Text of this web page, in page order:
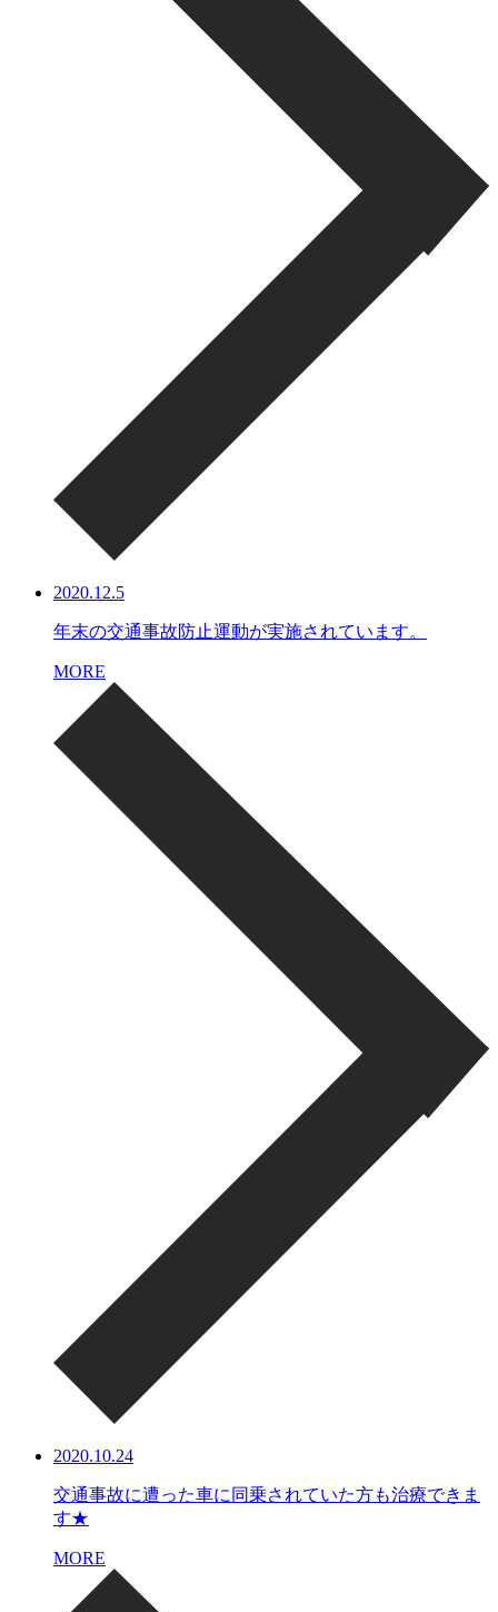
2020.12.5
年末の交通事故防止運動が実施されています。
MORE
2020.10.24
交通事故に遭った車に同乗されていた方も治療できま
す★
MORE